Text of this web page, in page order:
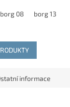
574 Aston 575
poskytuje ještě
borg 08 borg 13
informace